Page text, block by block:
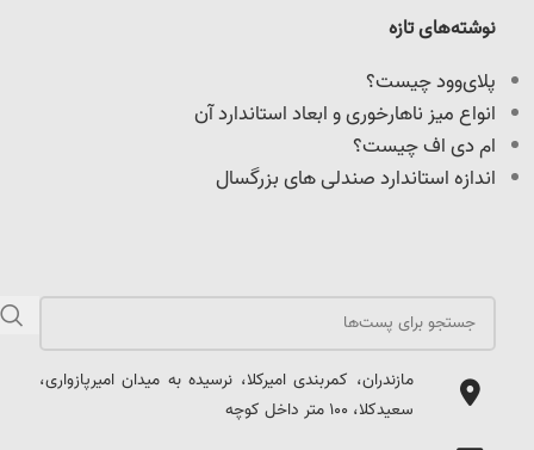
مازندران، کمربندی امیرکلا، نرسیده به میدان امیرپازواری،
سعیدکلا، 100 متر داخل کوچه
نوشته‌های تازه
پلای‌وود چیست؟
انواع میز ناهارخوری و ابعاد استاندارد آن
ام دی اف چیست؟
اندازه استاندارد صندلی های بزرگسال